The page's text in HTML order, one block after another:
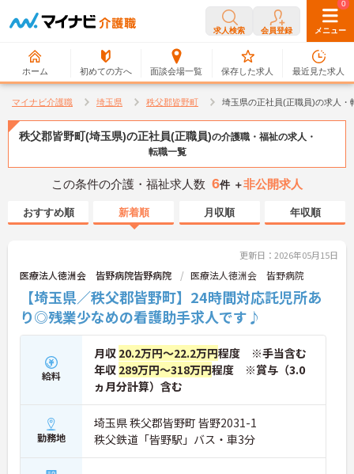
求人検索 会員登録 メニュー
ホーム 初めての方へ 面談会場一覧
0
保存した求人
0
最近見た求人
マイナビ介護職 埼玉県 秩父郡皆野町 埼玉県の正社員(正職員)の求人・
秩父郡皆野町(埼玉県)の正社員(正職員)の介護職・福祉の求人・
転職一覧
この条件の介護・福祉求人数 6件 ＋非公開求人
おすすめ順 新着順 月収順 年収順
更新日：2026年05月15日
医療法人徳洲会 皆野病院皆野病院 医療法人徳洲会 皆野病院
【埼玉県／秩父郡皆野町】24時間対応託児所あ
り◎残業少なめの看護助手求人です♪
給料
月収 20.2万円～22.2万円程度 ※手当含む
年収 289万円～318万円程度 ※賞与（3.0
ヵ月分計算）含む
勤務地
埼玉県 秩父郡皆野町 皆野2031-1
秩父鉄道「皆野駅」バス・車3分